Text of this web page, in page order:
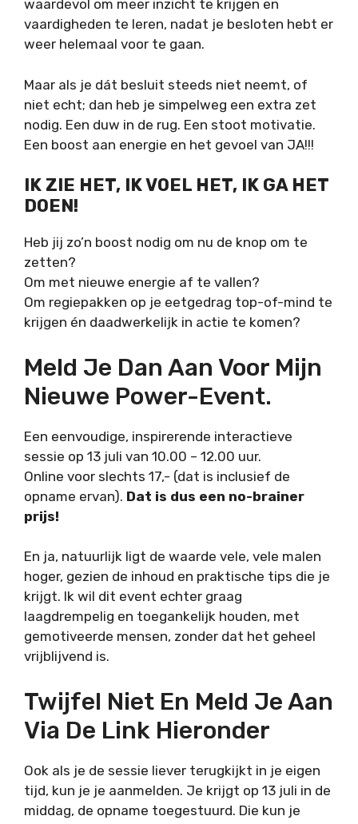
waardevol om meer inzicht te krijgen en
vaardigheden te leren, nadat je besloten hebt er
weer helemaal voor te gaan.
Maar als je dát besluit steeds niet neemt, of
niet echt; dan heb je simpelweg een extra zet
nodig. Een duw in de rug. Een stoot motivatie.
Een boost aan energie en het gevoel van JA!!!
IK ZIE HET, IK VOEL HET, IK GA HET
DOEN!
Heb jij zo’n boost nodig om nu de knop om te
zetten?
Om met nieuwe energie af te vallen?
Om regiepakken op je eetgedrag top-of-mind te
krijgen én daadwerkelijk in actie te komen?
Meld Je Dan Aan Voor Mijn
Nieuwe Power-Event.
Een eenvoudige, inspirerende interactieve
sessie op 13 juli van 10.00 – 12.00 uur.
Online voor slechts 17,- (dat is inclusief de
opname ervan). Dat is dus een no-brainer
prijs!
En ja, natuurlijk ligt de waarde vele, vele malen
hoger, gezien de inhoud en praktische tips die je
krijgt. Ik wil dit event echter graag
laagdrempelig en toegankelijk houden, met
gemotiveerde mensen, zonder dat het geheel
vrijblijvend is.
Twijfel Niet En Meld Je Aan
Via De Link Hieronder
Ook als je de sessie liever terugkijkt in je eigen
tijd, kun je je aanmelden. Je krijgt op 13 juli in de
middag, de opname toegestuurd. Die kun je